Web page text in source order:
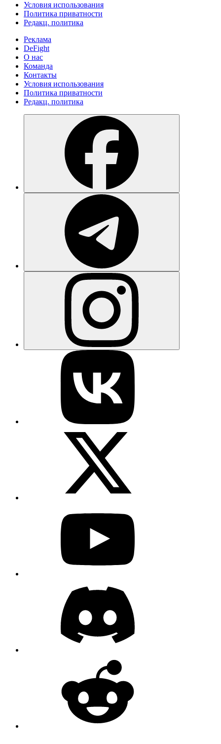
Условия использования
Политика приватности
Редакц. политика
Реклама
DeFight
О нас
Команда
Контакты
Условия использования
Политика приватности
Редакц. политика